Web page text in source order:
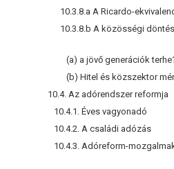
10.3.8.a A Ricardo-
(a) a jövő generációk
(b) Hitel és közszektor
10.4. Az adórendszer reformja
10.4.1. Éves vagyonadó
10.4.2. A családi adózás